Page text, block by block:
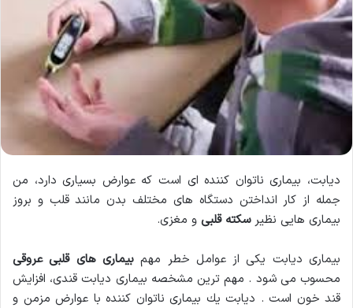
دیابت، بیماری ناتوان كننده ای است كه عوارض بسیاری دارد، من
جمله از كار انداختن دستگاه های مختلف بدن مانند قلب و بروز
بیماری هایی نظیرسكته قلبی و مغزی.
بیماری دیابت یكی از عوامل خطر مهمبیماری های قلبی عروقی
محسوب می شود . مهم ترین مشخصه بیماری دیابت قندی، افزایش
قند خون است . دیابت یك بیماری ناتوان كننده با عوارض مزمن و